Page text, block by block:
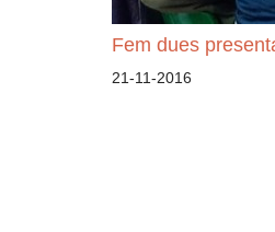
Fem dues
21-11-2016